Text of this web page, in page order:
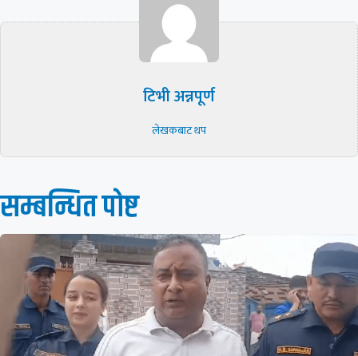
टिभी अन्नपूर्ण
लेखकबाट थप
सम्बन्धित पाेष्ट